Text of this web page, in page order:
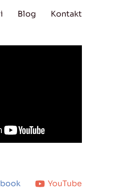
Blog Kontakt
YouTube